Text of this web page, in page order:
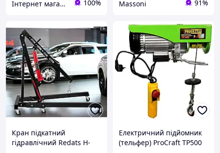
Інтернет магазин Складовик 100% Massoni 91%
Кран підкатний
гідравлічний Redats H-
Електричний підйомник
(тельфер) ProСraft TP500